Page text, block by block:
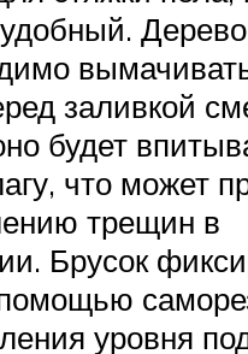
Дерево
заливкой
будет
что может
трещин в
Брусок
уровня